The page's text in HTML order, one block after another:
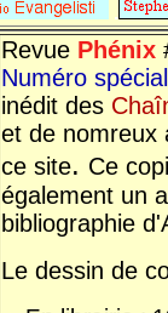
.
Revue Phénix
Numéro
inédit des
et de nomreux
ce site. Ce
également un
bibliographie
Le dessin de